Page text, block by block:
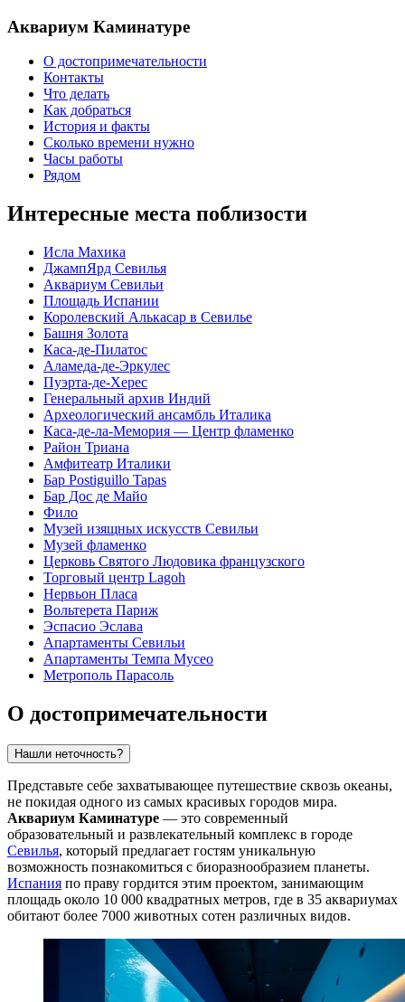
Аквариум Каминатуре
О достопримечательности
Контакты
Что делать
Как добраться
История и факты
Сколько времени нужно
Часы работы
Рядом
Интересные места поблизости
Исла Махика
ДжампЯрд Севилья
Аквариум Севильи
Площадь Испании
Королевский Алькасар в Севилье
Башня Золота
Каса-де-Пилатос
Аламеда-де-Эркулес
Пуэрта-де-Херес
Генеральный архив Индий
Археологический ансамбль Италика
Каса-де-ла-Мемория — Центр фламенко
Район Триана
Амфитеатр Италики
Бар Postiguillo Tapas
Бар Дос де Майо
Фило
Музей изящных искусств Севильи
Музей фламенко
Церковь Святого Людовика французского
Торговый центр Lagoh
Нервьон Пласа
Вольтерета Париж
Эспасио Эслава
Апартаменты Севильи
Апартаменты Темпа Мусео
Метрополь Парасоль
О достопримечательности
Нашли неточность?
Представьте себе захватывающее путешествие сквозь океаны,
не покидая одного из самых красивых городов мира.
Аквариум Каминатуре — это современный
образовательный и развлекательный комплекс в городе
Севилья, который предлагает гостям уникальную
возможность познакомиться с биоразнообразием планеты.
Испания по праву гордится этим проектом, занимающим
площадь около 10 000 квадратных метров, где в 35 аквариумах
обитают более 7000 животных сотен различных видов.